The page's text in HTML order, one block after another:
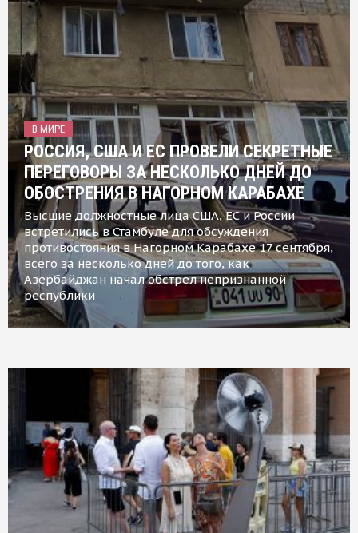
В МИРЕ
РОССИЯ, США И ЕС ПРОВЕЛИ СЕКРЕТНЫЕ
ПЕРЕГОВОРЫ ЗА НЕСКОЛЬКО ДНЕЙ ДО
ОБОСТРЕНИЯ В НАГОРНОМ КАРАБАХЕ
Высшие должностные лица США, ЕС и России
встретились в Стамбуле для обсуждения
противостояния в Нагорном Карабахе 17 сентября,
всего за несколько дней до того, как
Азербайджан начал обстрел непризнанной
республики